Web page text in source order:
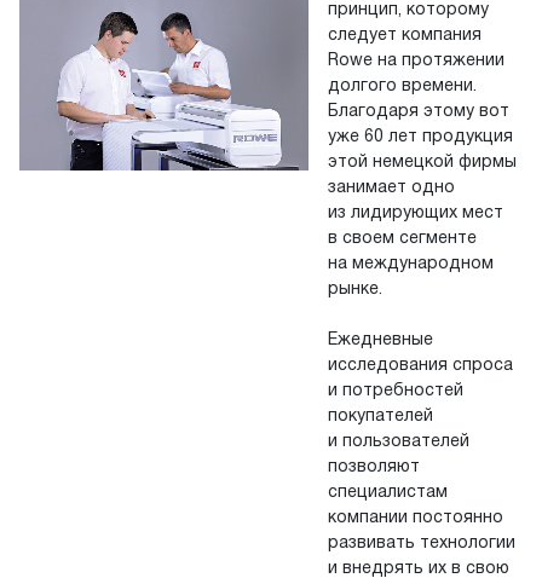
принцип, которому
следует компания
Rowe на протяжении
долгого времени.
Благодаря этому вот
уже 60 лет продукция
этой немецкой фирмы
занимает одно
из лидирующих мест
в своем сегменте
на международном
рынке.
Ежедневные
исследования спроса
и потребностей
покупателей
и пользователей
позволяют
специалистам
компании постоянно
развивать технологии
и внедрять их в свою